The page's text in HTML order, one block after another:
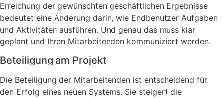
Erreichung der gewünschten geschäftlichen Ergebnisse
bedeutet eine Änderung darin, wie Endbenutzer Aufgaben
und Aktivitäten ausführen. Und genau das muss klar
geplant und Ihren Mitarbeitenden kommuniziert werden.
Beteiligung am Projekt
Die Beteiligung der Mitarbeitenden ist entscheidend für
den Erfolg eines neuen Systems. Sie steigert die